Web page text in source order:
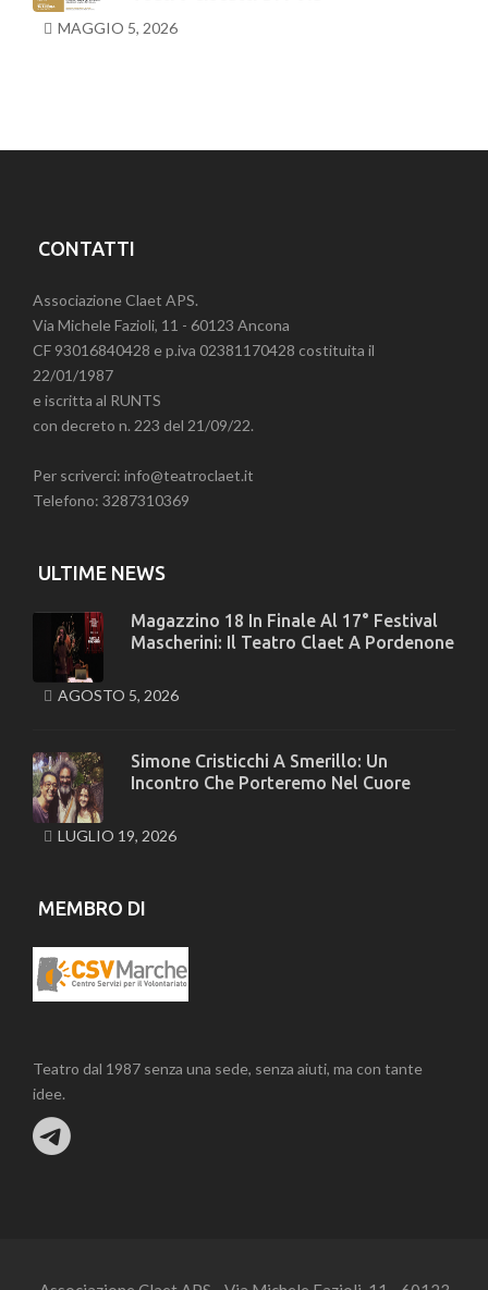
MAGGIO 5, 2026
CONTATTI
Associazione Claet APS.
Via Michele Fazioli, 11 - 60123 Ancona
CF 93016840428 e p.iva 02381170428 costituita il
22/01/1987
e iscritta al RUNTS
con decreto n. 223 del 21/09/22.
Per scriverci: info@teatroclaet.it
Telefono: 3287310369
ULTIME NEWS
Magazzino 18 In Finale Al 17° Festival
Mascherini: Il Teatro Claet A Pordenone
AGOSTO 5, 2026
Simone Cristicchi A Smerillo: Un
Incontro Che Porteremo Nel Cuore
LUGLIO 19, 2026
MEMBRO DI
Teatro dal 1987 senza una sede, senza aiuti, ma con tante
idee.